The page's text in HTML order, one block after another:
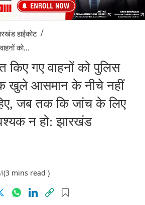
हाईकोट /
को...
किए गए वाहनों को पुलिस
खुले आसमान के नीचे नहीं
जब तक कि जांच के लिए
न हो: झारखंड
(3 mins read )